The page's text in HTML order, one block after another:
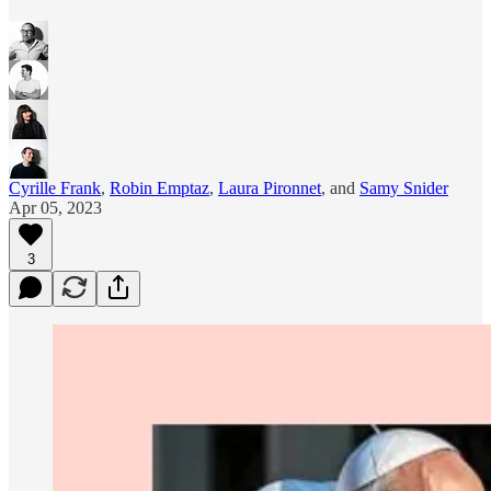
Cyrille Frank, Robin Emptaz, Laura Pironnet, and Samy Snider
Apr 05, 2023
3